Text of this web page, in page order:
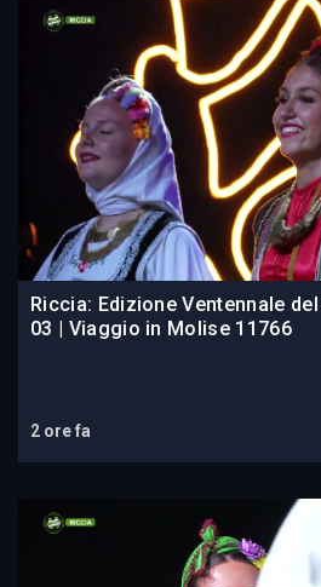
Riccia: Edizione Ventennale
03 | Viaggio in Molise 11766
2 ore fa